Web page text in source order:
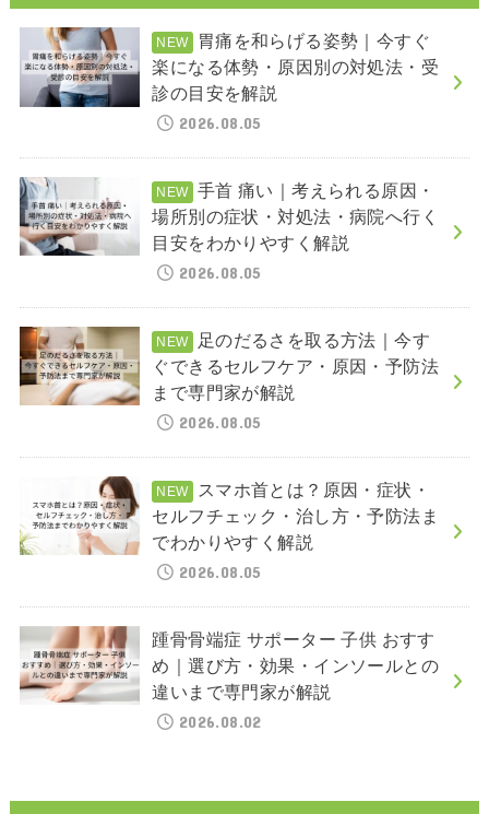
胃痛を和らげる姿勢｜今すぐ
楽になる体勢・原因別の対処法・受
診の目安を解説
2026.08.05
手首 痛い｜考えられる原因・
場所別の症状・対処法・病院へ行く
目安をわかりやすく解説
2026.08.05
足のだるさを取る方法｜今す
ぐできるセルフケア・原因・予防法
まで専門家が解説
2026.08.05
スマホ首とは？原因・症状・
セルフチェック・治し方・予防法ま
でわかりやすく解説
2026.08.05
踵骨骨端症 サポーター 子供 おすす
め｜選び方・効果・インソールとの
違いまで専門家が解説
2026.08.02